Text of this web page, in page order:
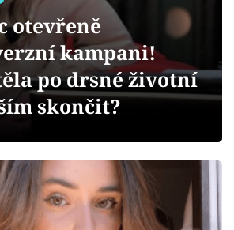
otevřeně
kampani!
po drsné životní
skončit?